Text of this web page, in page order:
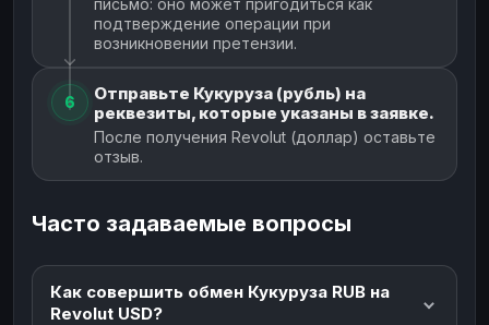
подтверждение операции при
возникновении претензии.
6
Отправьте Кукуруза (рубль) на
реквезиты, которые указаны в заявке.
После получения Revolut (доллар) оставьте
отзыв.
Часто задаваемые вопросы
Как совершить обмен Кукуруза RUB на
Revolut USD?